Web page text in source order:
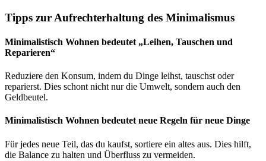
Tipps zur Aufrechterhaltung des Minimalismus
Minimalistisch Wohnen bedeutet „Leihen, Tauschen und
Reparieren“
Reduziere den Konsum, indem du Dinge leihst, tauschst oder
reparierst. Dies schont nicht nur die Umwelt, sondern auch den
Geldbeutel.
Minimalistisch Wohnen bedeutet neue Regeln für neue Dinge
Für jedes neue Teil, das du kaufst, sortiere ein altes aus. Dies hilft,
die Balance zu halten und Überfluss zu vermeiden.